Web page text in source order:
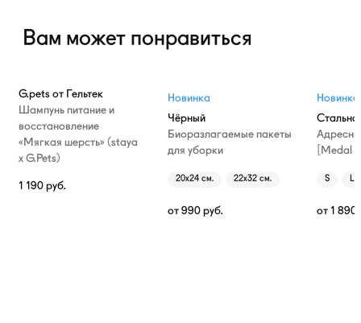
Вам может понравиться
G.pets от Гельтек
Шампунь питание и
восстановление
«Мягкая шерсть» (staya
х G.Pets)
1 190 руб.
Новинка
Чёрный
Биоразлагаемые пакеты
для уборки
20х24 см. 22х32 см.
от 990 руб.
Новинка
[Medal
S L
от 1 890